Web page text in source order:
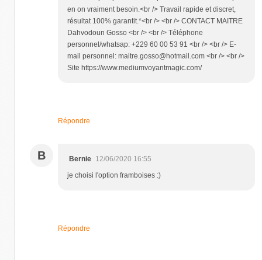
en on vraiment besoin.<br /> Travail rapide et discret,
résultat 100% garantit.*<br /> <br /> CONTACT MAITRE
Dahvodoun Gosso <br /> <br /> Téléphone
personnel/whatsap: +229 60 00 53 91 <br /> <br /> E-
mail personnel: maitre.gosso@hotmail.com <br /> <br />
Site https://www.mediumvoyantmagic.com/
Répondre
B Bernie 12/06/2020 16:55
je choisi l'option framboises :)
Répondre